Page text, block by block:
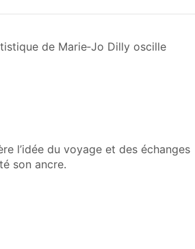
de Marie‑Jo Dilly oscille
l’idée du voyage et des échanges
son ancre.